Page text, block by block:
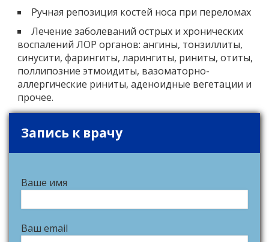
Ручная репозиция костей носа при переломах
Лечение заболеваний острых и хронических
воспалений ЛОР органов: ангины, тонзиллиты,
синусити, фарингиты, ларингиты, риниты, отиты,
поллипозние этмоидиты, вазоматорно-
аллергические риниты, аденоидные вегетации и
прочее.
Запись к врачу
Ваше имя
Ваш email